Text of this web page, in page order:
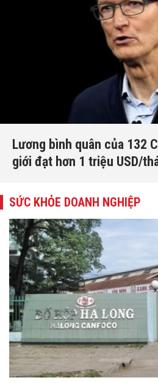
Lương bình quân của 132
giới đạt hơn 1 triệu USD/
SỨC KHỎE DOANH NGHIỆP